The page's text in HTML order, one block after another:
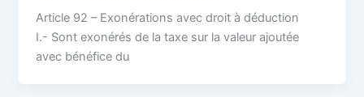
Article 92 – Exonérations avec droit à déduction
I.- Sont exonérés de la taxe sur la valeur ajoutée
avec bénéfice du